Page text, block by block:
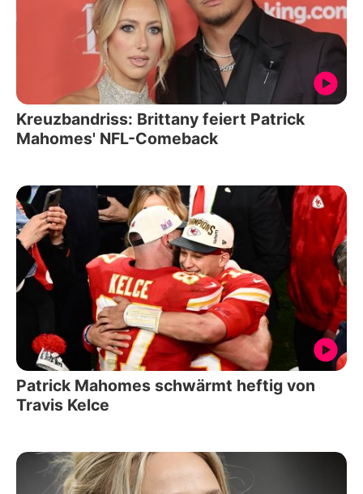
Kreuzbandriss: Brittany feiert Patrick
Mahomes' NFL-Comeback
Patrick Mahomes schwärmt heftig von
Travis Kelce